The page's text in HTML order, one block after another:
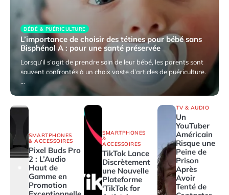
BÉBÉ & PUÉRICULTURE
L’importance de choisir des tétines pour bébé sans
Bisphénol A : pour une santé préservée
Lorsqu’il s’agit de prendre soin de leur bébé, les parents sont
souvent confrontés à un choix vaste d’articles de puériculture.
…
3 avril 2025
SMARTPHONES
& ACCESSOIRES
Pixel Buds Pro
2 : L’Audio
Haut de
Gamme en
Promotion
SMARTPHONES
&
ACCESSOIRES
TikTok Lance
Discrètement
une Nouvelle
Plateforme
‘TikTok for
TV & AUDIO
Un
YouTuber
Américain
Risque une
Peine de
Prison
Après
Avoir
Tenté de